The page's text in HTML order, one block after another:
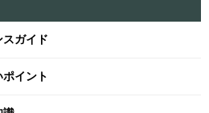
スガイド
イント